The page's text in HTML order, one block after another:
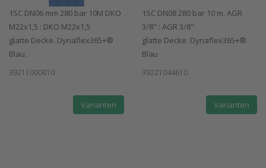
1SC DN06 mm 280 bar 10M DKO
M22x1,5 : DKO M22x1,5
glatte Decke. Dynaflex365+®
Blau.
39211000610
Varianten
1SC DN08 280 bar 10 m. AGR
3/8" : AGR 3/8"
glatte Decke. Dynaflex365+®
Blau
39221044610
Varianten